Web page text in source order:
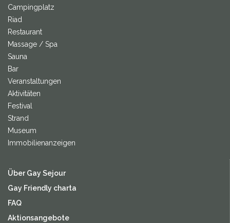
Campingplatz
Riad
Restaurant
Massage / Spa
Sauna
Bar
Veranstaltungen
Aktivitäten
Festival
Strand
Museum
Immobilienanzeigen
Über Gay Sejour
Gay Friendly charta
FAQ
Aktionsangebote